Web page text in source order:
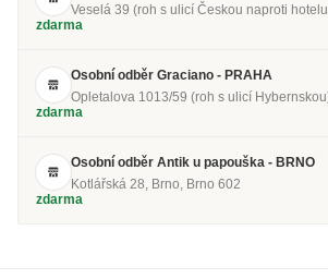
Veselá 39 (roh s ulicí Českou naproti
zdarma
Osobní odběr Graciano - PRAHA
Opletalova 1013/59 (roh s ulicí
zdarma
Osobní odběr Antik u papouška - BRNO
Kotlářská 28, Brno, Brno 602
zdarma